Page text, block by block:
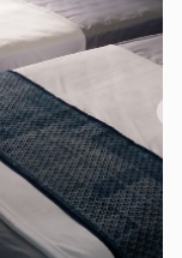
กม.
ก 2.3 กม.
จารย์ 0.7 กม.